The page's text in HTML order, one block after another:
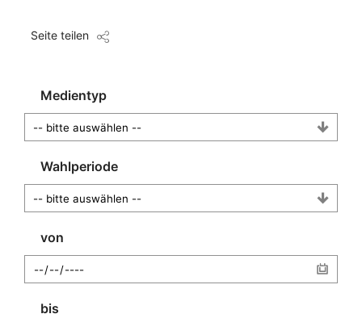
Seite teilen
Medientyp
Wahlperiode
von
bis